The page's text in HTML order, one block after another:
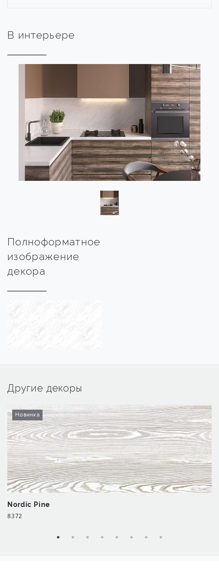
В интерьере
Полноформатное
изображение
декора
Другие декоры
Новинка
Nordic Pine
8372